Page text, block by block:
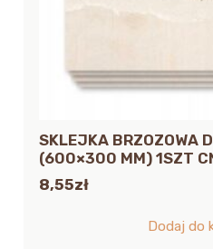
SKLEJKA BRZOZOWA
(600×300 MM) 1SZT
8,55zł
Dodaj do